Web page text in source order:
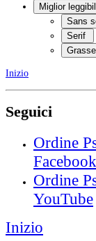
Miglior
Sans
Serif
Inizio
Seguici
Ordine
Facebook
Ordine
YouTube
Inizio